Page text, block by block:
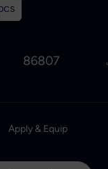
86807
Apply & Equip